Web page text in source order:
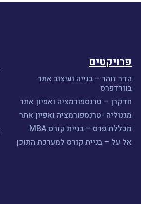
פרויקטים
הדר זוהר – בנייה ועיצוב אתר
בוורדפרס
חדקרן – טרנספורמציה ואפיון אתר
מגנוליה -טרנספורמציה ואפיון אתר
מכללת פרס – בניית קורס MBA
אל על – בניית קורס למערכת התוכן